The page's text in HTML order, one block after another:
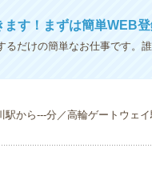
す！まずは簡単WEB登
だけの簡単なお仕事です。
から---分／高輪ゲートウェ